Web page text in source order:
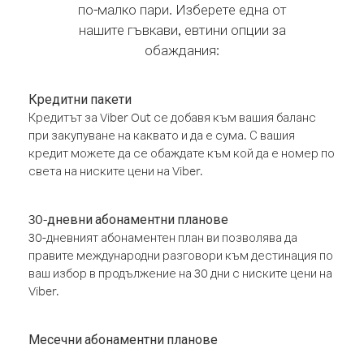
по-малко пари. Изберете една от
нашите гъвкави, евтини опции за
обаждания:
Кредитни пакети
Кредитът за Viber Out се добавя към вашия баланс
при закупуване на каквато и да е сума. С вашия
кредит можете да се обаждате към кой да е номер по
света на ниските цени на Viber.
30-дневни абонаментни планове
30-дневният абонаментен план ви позволява да
правите международни разговори към дестинация по
ваш избор в продължение на 30 дни с ниските цени на
Viber.
Месечни абонаментни планове